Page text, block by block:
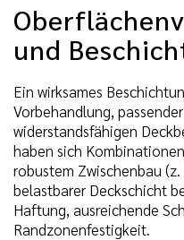
und
Ein wirksames
Vorbehandlung,
widerstandsfähigen
haben sich
robustem Zwischenbau
belastbarer Deckschicht
Haftung, ausreichende
Randzonenfestigkeit.